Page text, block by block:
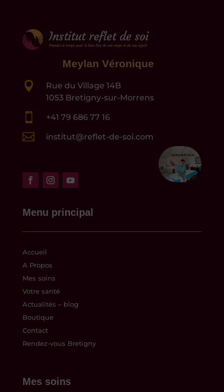
Meylan Véronique

Rue du Village 14B
1053 Bretigny-sur-Morrens
 +41 79 686 77 16
 institut@reflet-de-soi.com
Menu principal
Accueil
A Propos
Mes soins
Votre santé
Actualités – blog
Boutique
Contact
Rendez-vous Bretigny
Mes soins